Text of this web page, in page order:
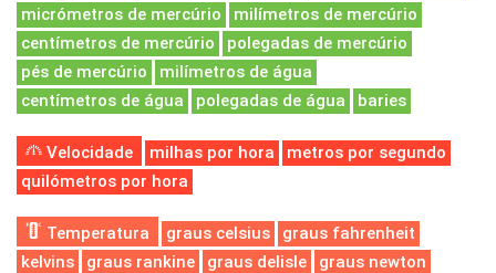
micrómetros de mercúrio
milímetros de mercúrio
centímetros de mercúrio
polegadas de mercúrio
pés de mercúrio
milímetros de água
centímetros de água
polegadas de água baries
Velocidade milhas por hora
metros por segundo
quilómetros por hora
Temperatura graus celsius
graus fahrenheit
kelvins
graus rankine graus delisle
graus newton